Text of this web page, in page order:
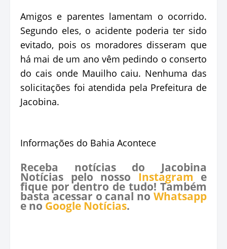
Amigos e parentes lamentam o ocorrido.
Segundo eles, o acidente poderia ter sido
evitado, pois os moradores disseram que
há mai de um ano vêm pedindo o conserto
do cais onde Mauilho caiu. Nenhuma das
solicitações foi atendida pela Prefeitura de
Jacobina.
Informações do Bahia Acontece
Receba notícias do Jacobina
Notícias pelo nosso Instagram e
fique por dentro de tudo! Também
basta acessar o canal no Whatsapp
e no Google Notícias.